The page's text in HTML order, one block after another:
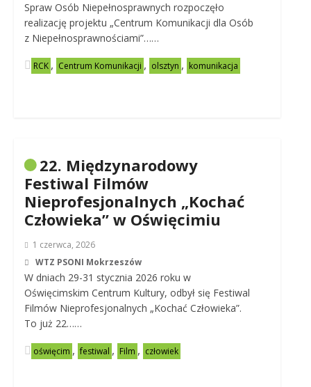
Spraw Osób Niepełnosprawnych rozpoczęło
realizację projektu „Centrum Komunikacji dla Osób
z Niepełnosprawnościami”……
RCK , Centrum Komunikacji , olsztyn , komunikacja
22. Międzynarodowy
Festiwal Filmów
Nieprofesjonalnych „Kochać
Człowieka” w Oświęcimiu
1 czerwca, 2026
WTZ PSONI Mokrzeszów
W dniach 29-31 stycznia 2026 roku w
Oświęcimskim Centrum Kultury, odbył się Festiwal
Filmów Nieprofesjonalnych „Kochać Człowieka”.
To już 22……
oświęcim , festiwal , Film , człowiek